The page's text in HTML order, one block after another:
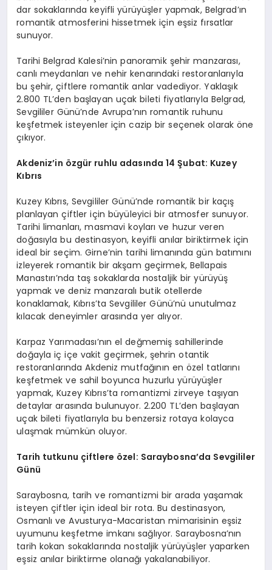
dar sokaklarında keyifli yürüyüşler yapmak, Belgrad’ın
romantik atmosferini hissetmek için eşsiz fırsatlar
sunuyor.
Tarihi Belgrad Kalesi’nin panoramik şehir manzarası,
canlı meydanları ve nehir kenarındaki restoranlarıyla
bu şehir, çiftlere romantik anlar vadediyor. Yaklaşık
2.800 TL’den başlayan uçak bileti fiyatlarıyla Belgrad,
Sevgililer Günü’nde Avrupa’nın romantik ruhunu
keşfetmek isteyenler için cazip bir seçenek olarak öne
çıkıyor.
Akdeniz’in özgür ruhlu adasında 14 Şubat: Kuzey
Kıbrıs
Kuzey Kıbrıs, Sevgililer Günü’nde romantik bir kaçış
planlayan çiftler için büyüleyici bir atmosfer sunuyor.
Tarihi limanları, masmavi koyları ve huzur veren
doğasıyla bu destinasyon, keyifli anılar biriktirmek için
ideal bir seçim. Girne’nin tarihi limanında gün batımını
izleyerek romantik bir akşam geçirmek, Bellapais
Manastırı’nda taş sokaklarda nostaljik bir yürüyüş
yapmak ve deniz manzaralı butik otellerde
konaklamak, Kıbrıs’ta Sevgililer Günü’nü unutulmaz
kılacak deneyimler arasında yer alıyor.
Karpaz Yarımadası’nın el değmemiş sahillerinde
doğayla iç içe vakit geçirmek, şehrin otantik
restoranlarında Akdeniz mutfağının en özel tatlarını
keşfetmek ve sahil boyunca huzurlu yürüyüşler
yapmak, Kuzey Kıbrıs’ta romantizmi zirveye taşıyan
detaylar arasında bulunuyor. 2.200 TL’den başlayan
uçak bileti fiyatlarıyla bu benzersiz rotaya kolayca
ulaşmak mümkün oluyor.
Tarih tutkunu çiftlere özel: Saraybosna’da Sevgililer
Günü
Saraybosna, tarih ve romantizmi bir arada yaşamak
isteyen çiftler için ideal bir rota. Bu destinasyon,
Osmanlı ve Avusturya-Macaristan mimarisinin eşsiz
uyumunu keşfetme imkanı sağlıyor. Saraybosna’nın
tarih kokan sokaklarında nostaljik yürüyüşler yaparken
eşsiz anılar biriktirme olanağı yakalanabiliyor.